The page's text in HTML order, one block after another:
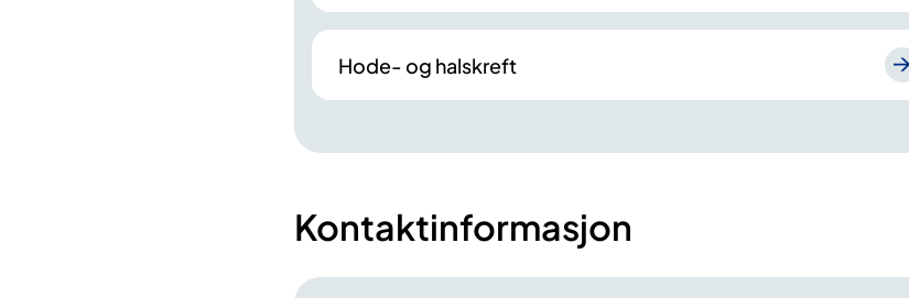
Hode- og halskreft
Kontaktinformasjon